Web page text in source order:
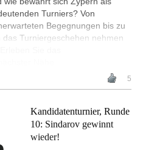
Turniers? Von
Begegnungen bis zu
das Turniergeschehen nehmen
5
Kandidatenturnier, Runde
10: Sindarov gewinnt
wieder!